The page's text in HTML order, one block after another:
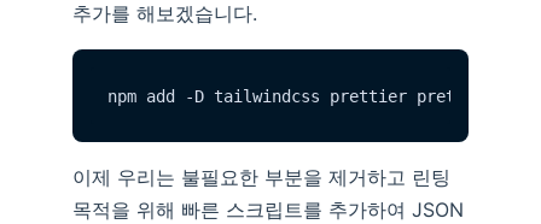
추가를 해보겠습니다.
이제 우리는 불필요한 부분을 제거하고 린팅
목적을 위해 빠른 스크립트를 추가하여 JSON